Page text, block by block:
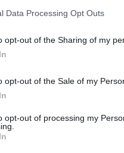
Data Processing Opt Outs
opt-out of the Sharing of my
opt-out of the Sale of my
opt-out of processing my
jutott, hogy június
folytatják az